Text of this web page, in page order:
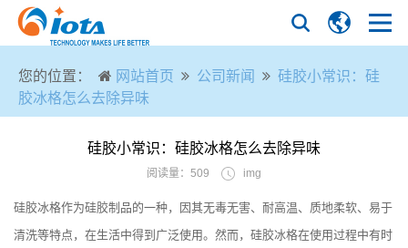
您的位置： 网站首页 公司新闻
硅胶小常识：硅
胶冰格怎么去除异味
硅胶小常识：硅胶冰格怎么去除异味
阅读量：509 img
硅胶冰格作为硅胶制品的一种，因其无毒无害、耐高温、质地柔软、易于
清洗等特点，在生活中得到广泛使用。然而，硅胶冰格在使用过程中有时